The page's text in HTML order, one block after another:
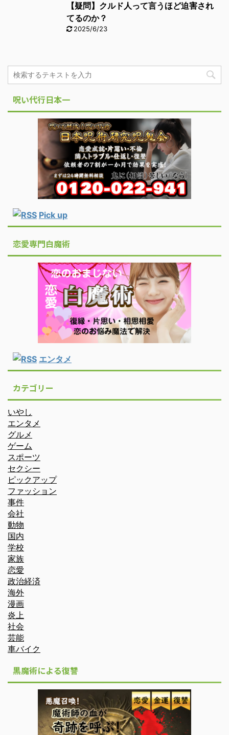
【疑問】クルド人って言うほど迫害され
てるのか？
2025/6/23
呪い代行日本一
Pick up
恋愛専門白魔術
エンタメ
カテゴリー
いやし
エンタメ
グルメ
ゲーム
スポーツ
セクシー
ピックアップ
ファッション
事件
会社
動物
国内
学校
家族
恋愛
政治経済
海外
漫画
炎上
社会
芸能
車バイク
黒魔術による復讐